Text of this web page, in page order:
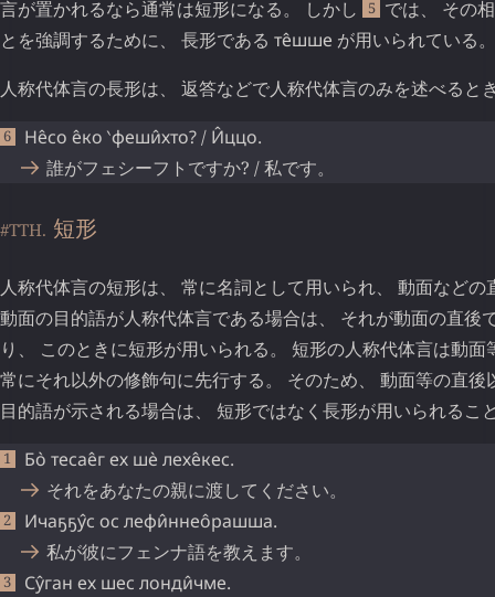
言が置かれるなら通常は短形になる。 しかし 5 では、 その
とを強調するために、 長形である те̂шше が用いられている。
人称代体言の長形は、 返答などで人称代体言のみを述べると
Не̂со е̂ко ‵феши̂хто?/ И̂ццо.
誰がフェシーフトですか? / 私です。
#TTH. 短形
人称代体言の短形は、 常に名詞として用いられ、 動面など
動面の目的語が人称代体言である場合は、 それが動面の直後
り、 このときに短形が用いられる。 短形の人称代体言は動
常にそれ以外の修飾句に先行する。 そのため、 動面等の直
目的語が示される場合は、 短形ではなく長形が用いられるこ
Бо̀ тесае̂гех шѐ лехе̂кес.
それをあなたの親に渡してください。
Ичаҕҕу̂с ос лефи̂ннео̂рашша.
私が彼にフェンナ語を教えます。
Су̂ган ех шес лонди̂чме.